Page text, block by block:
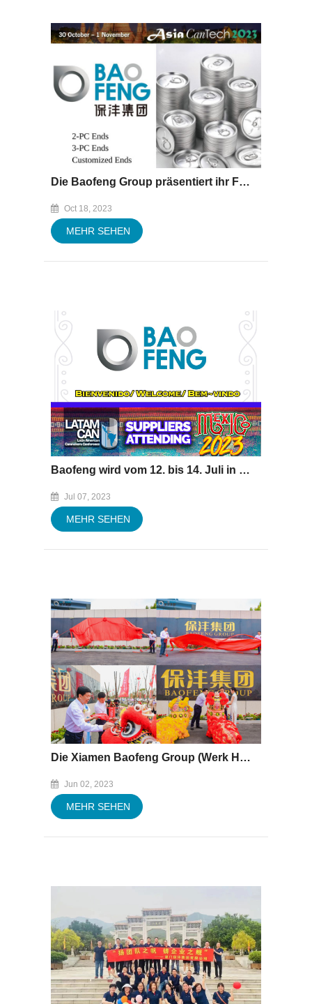
Die Baofeng Group präsentiert ihr Fachwissen auf der „Asia CanTech“ vom 30. Oktober bis 1. November 2023
Oct 18, 2023
MEHR SEHEN
Baofeng wird vom 12. bis 14. Juli in Latamcan, Mexiko 2023 anwesend sein
Jul 07, 2023
MEHR SEHEN
Die Xiamen Baofeng Group (Werk Hubei) hielt die Einweihungs- und Spendenzeremonie ab
Jun 02, 2023
MEHR SEHEN